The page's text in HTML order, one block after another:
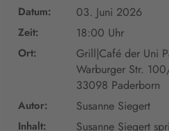
Datum: 03. Juni 2026
Zeit: 18:00 Uhr
Ort:
Grill|Café der Uni
Warburger Str.
33098 Paderborn
Autor: Susanne Siegert
Inhalt: Susanne Siegert